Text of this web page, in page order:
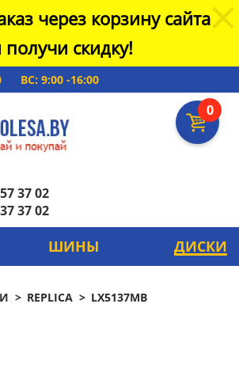
через корзину сайта
получи скидку!
ВС: 9:00 -16:00
0
37 02
37 02
ШИНЫ ДИСКИ
REPLICA LX5137MB